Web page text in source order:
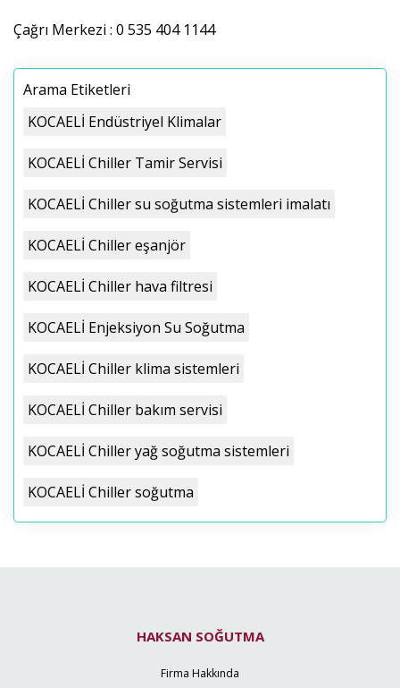
Çağrı Merkezi : 0 535 404 1144
Arama Etiketleri
KOCAELİ Endüstriyel Klimalar
KOCAELİ Chiller Tamir Servisi
KOCAELİ Chiller su soğutma sistemleri imalatı
KOCAELİ Chiller eşanjör
KOCAELİ Chiller hava filtresi
KOCAELİ Enjeksiyon Su Soğutma
KOCAELİ Chiller klima sistemleri
KOCAELİ Chiller bakım servisi
KOCAELİ Chiller yağ soğutma sistemleri
KOCAELİ Chiller soğutma
HAKSAN SOĞUTMA
Firma Hakkında